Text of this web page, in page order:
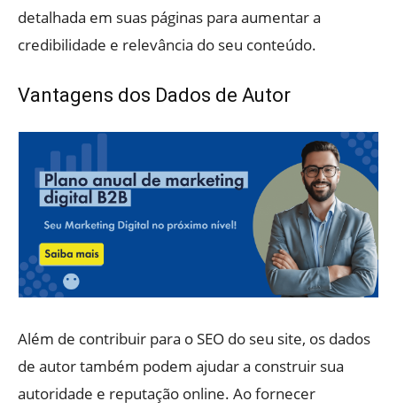
detalhada em suas páginas para aumentar a
credibilidade e relevância do seu conteúdo.
Vantagens dos Dados de Autor
Além de contribuir para o SEO do seu site, os dados
de autor também podem ajudar a construir sua
autoridade e reputação online. Ao fornecer